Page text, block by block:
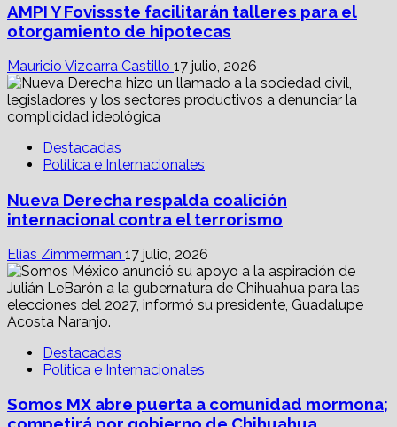
AMPI Y Fovissste facilitarán talleres para el
otorgamiento de hipotecas
Mauricio Vizcarra Castillo 17 julio, 2026
Destacadas
Política e Internacionales
Nueva Derecha respalda coalición
internacional contra el terrorismo
Elías Zimmerman 17 julio, 2026
Destacadas
Política e Internacionales
Somos MX abre puerta a comunidad mormona;